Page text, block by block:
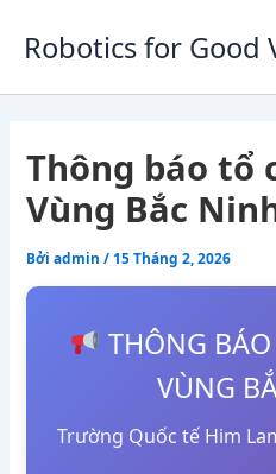
dung
Robotics for Good
Thông báo tổ
Vùng Bắc
Bởiadmin/15 Tháng 2, 2026
THÔNG
VÙNG
Trường Quốc tế Him